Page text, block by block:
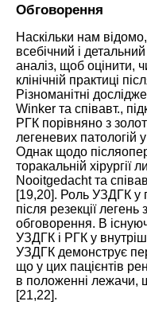
Обговорення
Наскільки нам
всебічний і
аналіз, щоб оцінити,
клінічній практиці
Різноманітні
Winker та співавт.,
РГК порівняно з
легеневих патологій
Однак щодо
торакальній хірургії
Nooitgedacht та
[19,20]. Роль УЗДГК у
після резекції легень
обговорення. В
УЗДГК і РГК у
УЗДГК демонструє
що у цих пацієнтів
в положенні лежачи,
[21,22].